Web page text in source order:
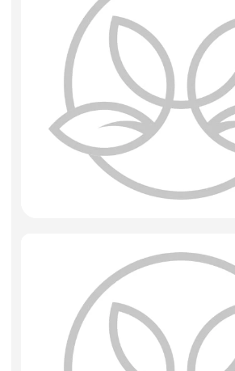
Искусственные цветы и растения
Декоративные вазы, кашпо
Игрушки мягкие
Изделия из металла